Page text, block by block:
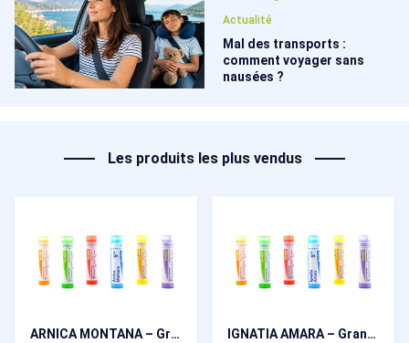
Actualité
Mal des transports :
comment voyager sans
nausées ?
Les produits les plus vendus
ARNICA MONTANA – Granules homéopathiques IGNATIA AMARA – Granules homéopathiques